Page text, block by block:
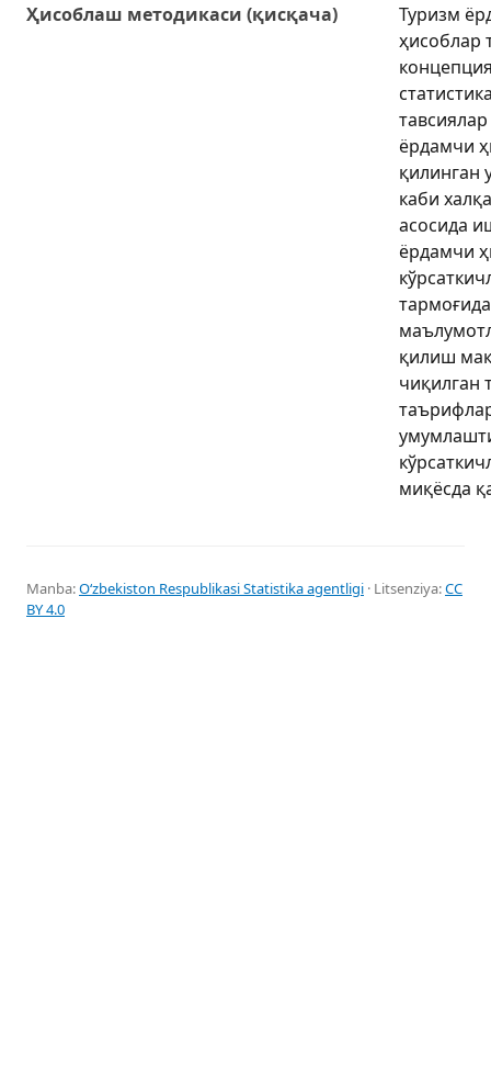
Ҳисоблаш методикаси (қисқача)
Туризм
ҳисоблар
ёрдамчи
қилинган
каби
асосида
ёрдамчи
қилиш
чиқилган
миқёсда
Manba:Oʻzbekiston Respublikasi Statistika agentligi · Litsenziya:CC
BY 4.0